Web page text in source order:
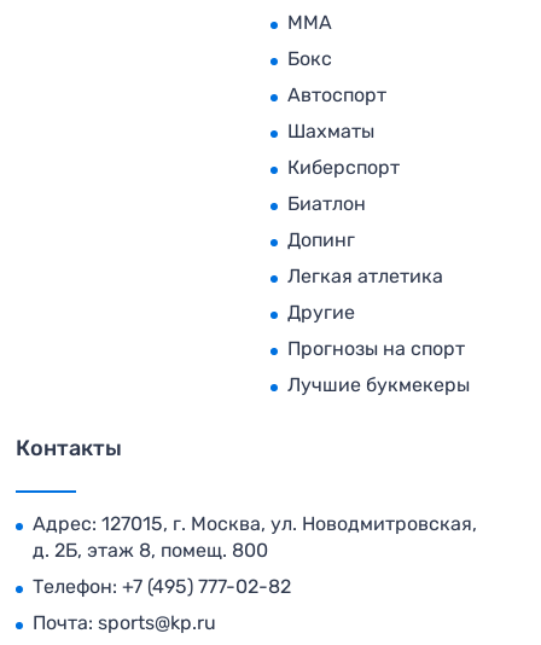
MMA
Бокс
Автоспорт
Шахматы
Киберспорт
Биатлон
Допинг
Легкая атлетика
Другие
Прогнозы на спорт
Лучшие букмекеры
Контакты
Адрес: 127015, г. Москва, ул. Новодмитровская,
д. 2Б, этаж 8, помещ. 800
Телефон: +7 (495) 777-02-82
Почта: sports@kp.ru